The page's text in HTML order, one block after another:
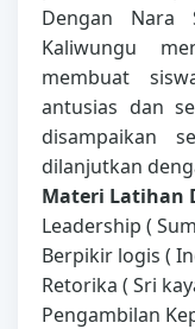
Dengan Nara
Kaliwungu
membuat
antusias dan
disampaikan
dilanjutkan
Materi Latihan
Leadership (
Berpikir logis (
Retorika ( Sri
Pengambilan